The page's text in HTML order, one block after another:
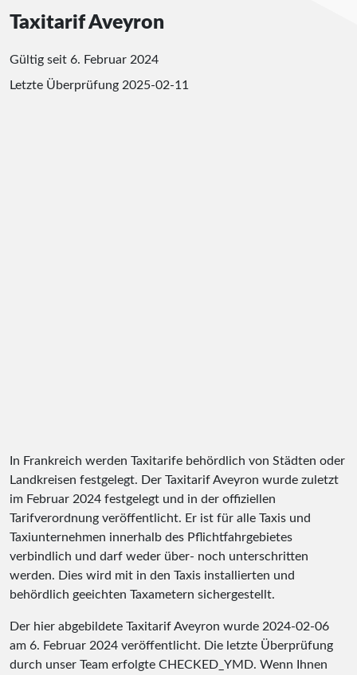
Taxitarif Aveyron
Gültig seit 6. Februar 2024
Letzte Überprüfung 2025-02-11
In Frankreich werden Taxitarife behördlich von Städten oder
Landkreisen festgelegt. Der Taxitarif Aveyron wurde zuletzt
im Februar 2024 festgelegt und in der offiziellen
Tarifverordnung veröffentlicht. Er ist für alle Taxis und
Taxiunternehmen innerhalb des Pflichtfahrgebietes
verbindlich und darf weder über- noch unterschritten
werden. Dies wird mit in den Taxis installierten und
behördlich geeichten Taxametern sichergestellt.
Der hier abgebildete Taxitarif Aveyron wurde 2024-02-06
am 6. Februar 2024 veröffentlicht. Die letzte Überprüfung
durch unser Team erfolgte CHECKED_YMD. Wenn Ihnen